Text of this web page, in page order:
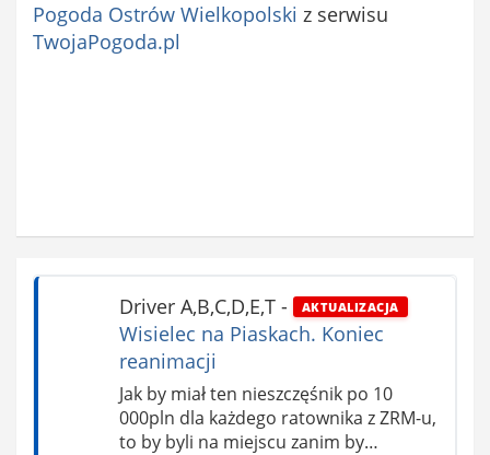
Pogoda Ostrów Wielkopolski z serwisu
TwojaPogoda.pl
Driver A,B,C,D,E,T- AKTUALIZACJA
Wisielec na Piaskach. Koniec
reanimacji
Jak by miał ten nieszczęśnik po 10
000pln dla każdego ratownika z ZRM-u,
to by byli na miejscu zanim by…